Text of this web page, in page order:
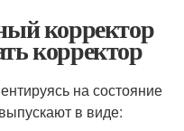
корректор
корректор
на состояние
в виде: